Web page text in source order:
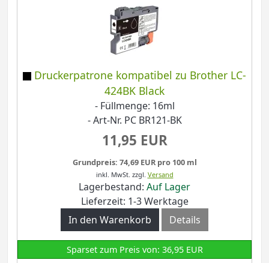
Druckerpatrone kompatibel zu Brother LC-
424BK Black
- Füllmenge: 16ml
- Art-Nr. PC BR121-BK
11,95 EUR
Grundpreis: 74,69 EUR pro 100 ml
inkl. MwSt. zzgl. Versand
Lagerbestand: Auf Lager
Lieferzeit: 1-3 Werktage
In den Warenkorb
Details
Sparset zum Preis von: 36,95 EUR